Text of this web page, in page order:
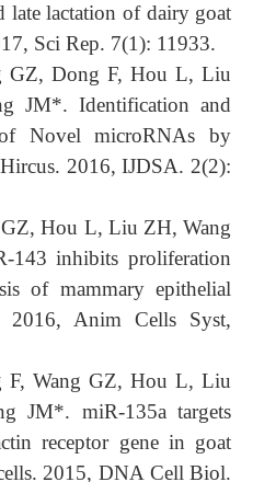
late lactation of dairy goat
Sci Rep. 7(1): 11933.
GZ, Dong F, Hou L, Liu
JM*. Identification and
Novel microRNAs by
2016, IJDSA. 2(2):
Hou L, Liu ZH, Wang
143 inhibits proliferation
of mammary epithelial
Anim Cells Syst,
F, Wang GZ, Hou L, Liu
JM*. miR-135a targets
receptor gene in goat
2015, DNA Cell Biol.